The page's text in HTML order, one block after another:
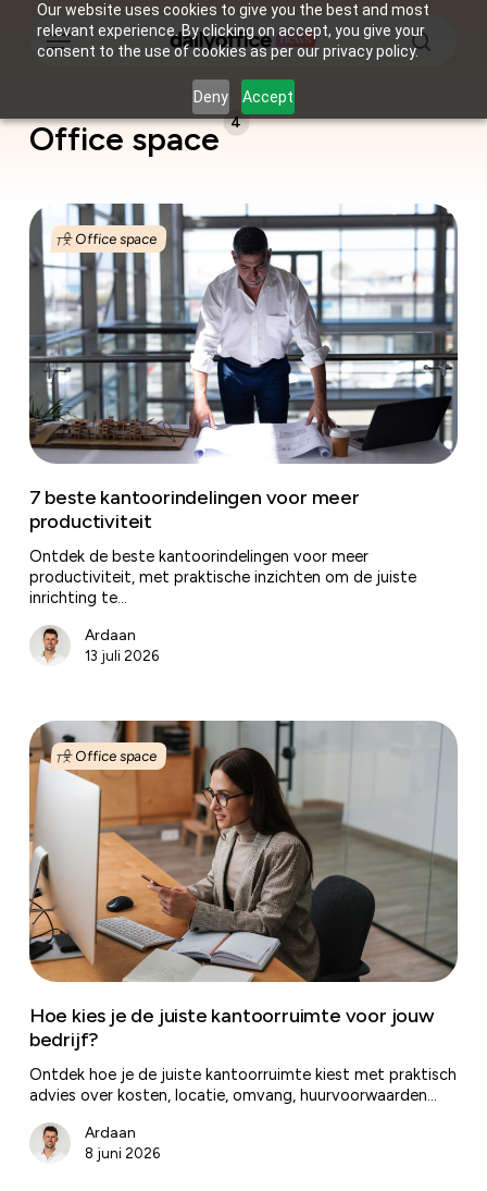
Our website uses cookies to give you the best and most
relevant experience. By clicking on accept, you give your
consent to the use of cookies as per our privacy policy.
Deny Accept
Menu
Office space 4
7
beste
kantoorindelingen
voor
meer
productiviteit
Office space
7 beste kantoorindelingen voor meer
productiviteit
Ontdek de beste kantoorindelingen voor meer
productiviteit, met praktische inzichten om de juiste
inrichting te…
Ardaan
13 juli 2026
Hoe
kies
je
de
juiste
kantoorruimte
voor
jouw
bedrijf?
Office space
Hoe kies je de juiste kantoorruimte voor jouw
bedrijf?
Ontdek hoe je de juiste kantoorruimte kiest met praktisch
advies over kosten, locatie, omvang, huurvoorwaarden…
Ardaan
8 juni 2026